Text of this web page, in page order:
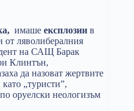
имаше експлозии в
ляволибералния
на САЩ Барак
Клинтън,
да назоват жертвите
„туристи”,
оруелски неологизъм